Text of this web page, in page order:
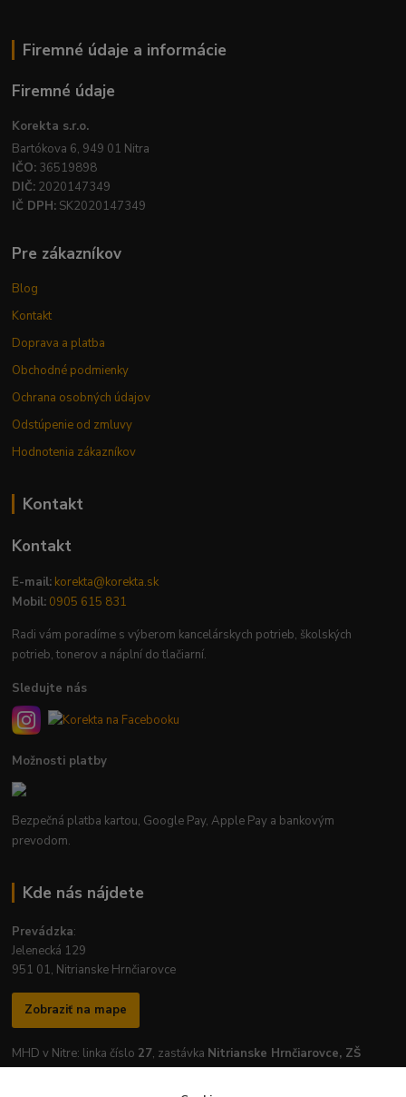
Firemné údaje a informácie
Firemné údaje
Korekta s.r.o.
Bartókova 6, 949 01 Nitra
IČO: 36519898
DIČ: 2020147349
IČ DPH: SK2020147349
Pre zákazníkov
Blog
Kontakt
Doprava a platba
Obchodné podmienky
Ochrana osobných údajov
Odstúpenie od zmluvy
Hodnotenia zákazníkov
Kontakt
Kontakt
E-mail: korekta@korekta.sk
Mobil: 0905 615 831
Radi vám poradíme s výberom kancelárskych potrieb, školských
potrieb, tonerov a náplní do tlačiarní.
Sledujte nás
Možnosti platby
Bezpečná platba kartou, Google Pay, Apple Pay a bankovým
prevodom.
Kde nás nájdete
Prevádzka:
Jelenecká 129
951 01, Nitrianske Hrnčiarovce
Zobraziť na mape
MHD v Nitre: linka číslo 27, zastávka Nitrianske Hrnčiarovce, ZŠ